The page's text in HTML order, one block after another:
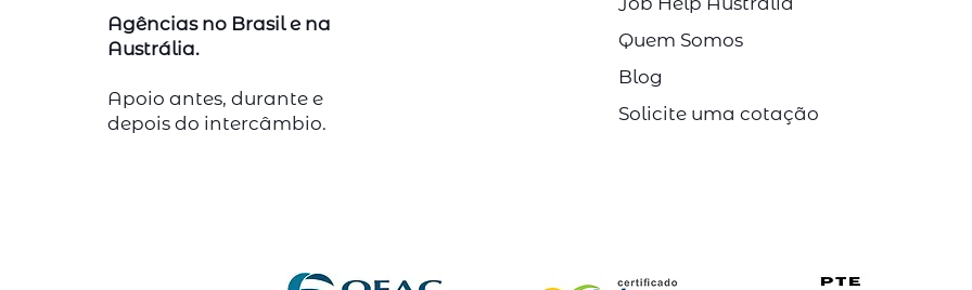
Agências no Brasil e na
Austrália.
Apoio antes, durante e
depois do intercâmbio.
Quem Somos
Blog
Solicite uma cotação